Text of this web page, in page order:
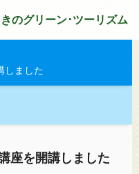
のグリーン･ツーリズム
しました
座を開講しました